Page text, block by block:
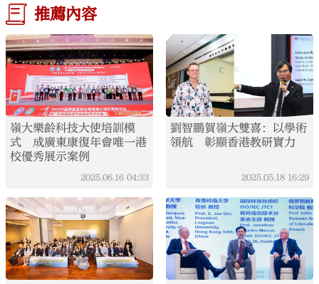
推薦內容
嶺大樂齡科技大使培訓模
式 成廣東康復年會唯一港
校優秀展示案例
2025.06.16 04:33
劉智鵬賀嶺大雙喜：以學術
領航 彰顯香港教研實力
2025.05.18 16:29